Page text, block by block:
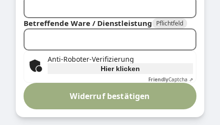
Betreffende Ware / Dienstleistung Pflichtfeld
Anti-Roboter-Verifizierung
Hier klicken
FriendlyCaptcha ⇗
Widerruf bestätigen